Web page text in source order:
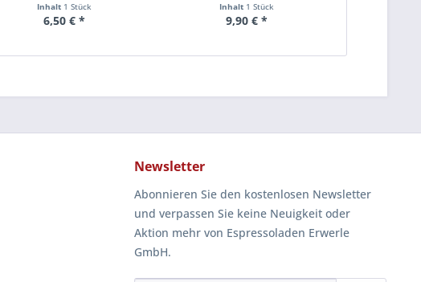
Inhalt 1 Stück
6,50 € *
Inhalt 1 Stück
9,90 € *
Newsletter
Abonnieren Sie den kostenlosen Newsletter
und verpassen Sie keine Neuigkeit oder
Aktion mehr von Espressoladen Erwerle
GmbH.